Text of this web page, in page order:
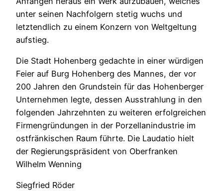
unter seinen Nachfolgern stetig wuchs und
letztendlich zu einem Konzern von Weltgeltung
aufstieg.
Die Stadt Hohenberg gedachte in einer würdigen
Feier auf Burg Hohenberg des Mannes, der vor
200 Jahren den Grundstein für das Hohenberger
Unternehmen legte, dessen Ausstrahlung in den
folgenden Jahrzehnten zu weiteren erfolgreichen
Firmengründungen in der Porzellanindustrie im
ostfränkischen Raum führte. Die Laudatio hielt
der Regierungspräsident von Oberfranken
Wilhelm Wenning
Siegfried Röder